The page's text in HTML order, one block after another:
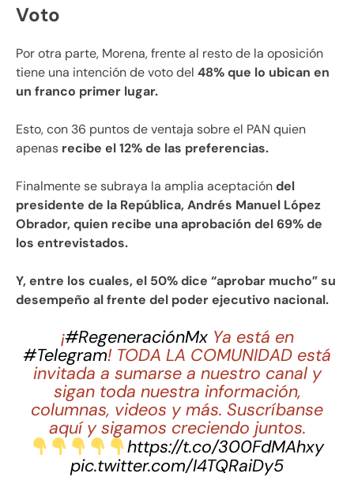
Voto
Por otra parte, Morena, frente al resto de la oposición
tiene una intención de voto del 48% que lo ubican en
un franco primer lugar.
Esto, con 36 puntos de ventaja sobre el PAN quien
apenas recibe el 12% de las preferencias.
Finalmente se subraya la amplia aceptacióndel
presidente de la República, Andrés Manuel López
Obrador, quien recibe una aprobación del 69% de
los entrevistados.
Y, entre los cuales, el 50% dice “aprobar mucho” su
desempeño al frente del poder ejecutivo nacional.
¡#RegeneraciónMxYa está en
#Telegram! TODA LA COMUNIDAD está
invitada a sumarse a nuestro canal y
sigan toda nuestra información,
columnas, videos y más. Suscríbanse
aquí y sigamos creciendo juntos.
https://t.co/300FdMAhxy
pic.twitter.com/I4TQRaiDy5